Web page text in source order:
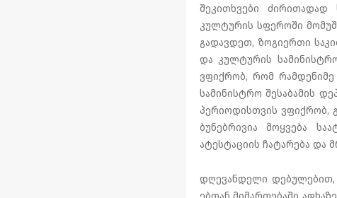
შეკითხვები ძირითადად
კულტურის სფეროში
გადავდეთ, ზოგიერთი
და კულტურის
ვფიქრობ, რომ
სამინისტრო შესაბამის
პერიოდისთვის ვფიქრობ,
ბუნებრივია მოყვება
ატესტაციის ჩატარება და
დღევანდელი დებულებით,